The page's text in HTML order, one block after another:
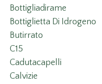
Bottigliadirame
Bottiglietta Di Idrogeno
Butirrato
C15
Cadutacapelli
Calvizie